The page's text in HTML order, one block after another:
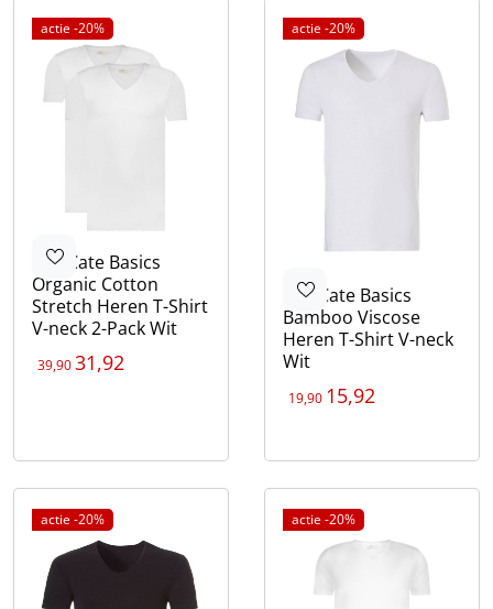
vind jij zeker iets bij Vetex!
actie -20%
Ten Cate Basics
Organic Cotton
Stretch Heren T-Shirt
V-neck 2-Pack Wit
39,9031,92
actie -20%
Ten Cate Basics
Bamboo Viscose
Heren T-Shirt V-neck
Wit
19,90 15,92
actie -20% actie -20%